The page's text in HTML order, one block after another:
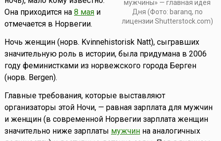
мужчины» — главная идея
Дня (Фото: baranq, по
лицензии Shutterstock.com)
Она приходится на 8 маяи
отмечается в Норвегии.
Ночь женщин (норв. Kvinnehistorisk Natt), сыгравших
значительную роль в истории, была придумана в 2006
году феминистками из норвежского города Берген
(норв. Bergen).
Главные требования, которые выставляют
организаторы этой Ночи, — равная зарплата для мужчин
и женщин (в современной Норвегии зарплата женщин
значительно ниже зарплаты мужчинна аналогичных